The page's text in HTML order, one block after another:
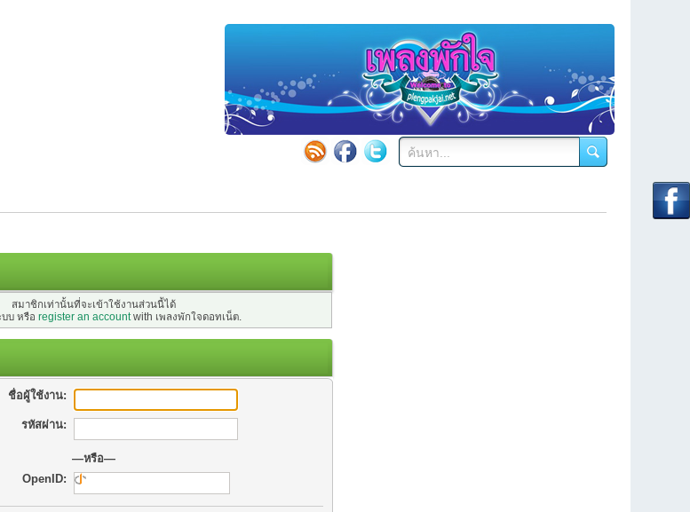
สมาชิกเท่านั้นที่จะเข้าใช้งานส่วนนี้ได้
บบ หรือ register an accountwith เพลงพักใจดอทเน็ต.
ชื่อผู้ใช้งาน:
รหัสผ่าน:
—หรือ—
OpenID: